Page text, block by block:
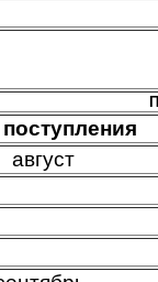
август